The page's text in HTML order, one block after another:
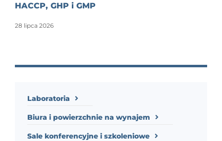
HACCP, GHP i GMP
28 lipca 2026
Laboratoria
Biura i powierzchnie na wynajem
Sale konferencyjne i szkoleniowe